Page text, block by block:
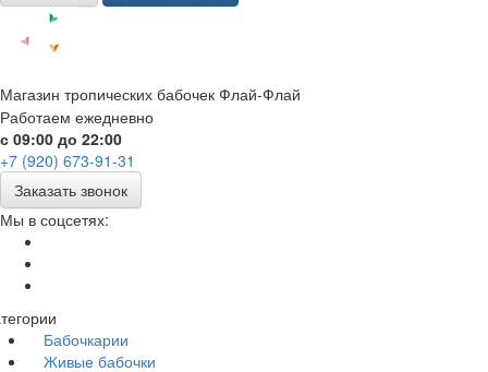
Магазин тропических бабочек Флай-Флай
Работаем ежедневно
с 09:00 до 22:00
+7 (920) 673-91-31
Заказать звонок
Мы в соцсетях:
Бабочкарии
Живые бабочки